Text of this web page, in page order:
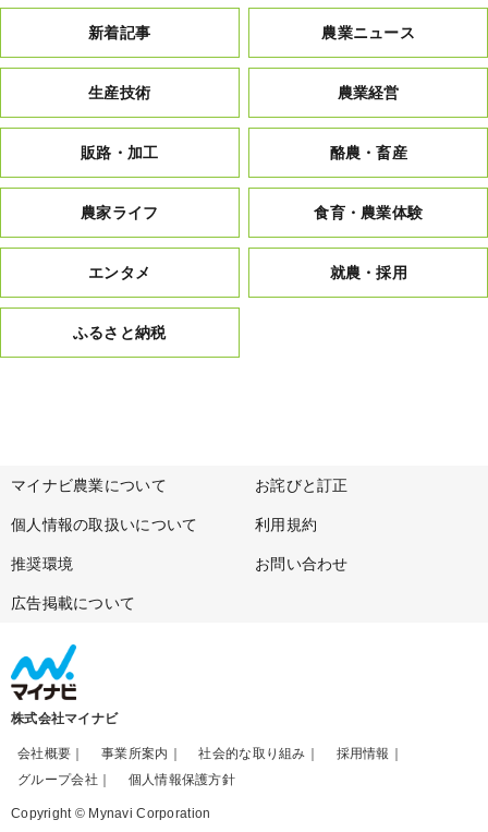
新着記事 農業ニュース
生産技術 農業経営
販路・加工 酪農・畜産
農家ライフ 食育・農業体験
エンタメ 就農・採用
ふるさと納税
マイナビ農業について お詫びと訂正
個人情報の取扱いについて 利用規約
推奨環境 お問い合わせ
広告掲載について
株式会社マイナビ
会社概要 事業所案内 社会的な取り組み
採用情報
グループ会社
個人情報保護方針
Copyright © Mynavi Corporation